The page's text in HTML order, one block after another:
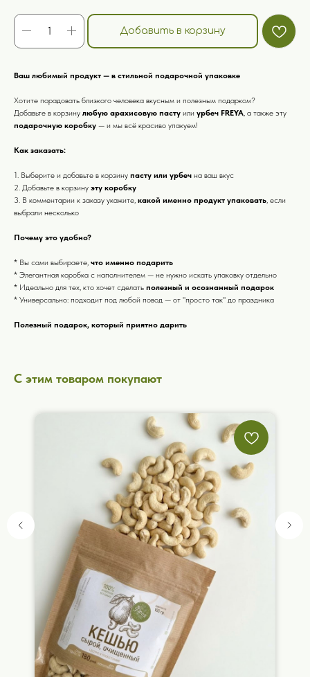
Добавить в корзину
Ваш любимый продукт — в стильной подарочной упаковке
Хотите порадовать близкого человека вкусным и полезным подарком?
Добавьте в корзину любую арахисовую пасту или урбеч FREYA, а также эту
подарочную коробку — и мы всё красиво упакуем!
Как заказать:
1. Выберите и добавьте в корзину пасту или урбеч на ваш вкус
2. Добавьте в корзину эту коробку
3. В комментарии к заказу укажите, какой именно продукт упаковать, если
выбрали несколько
Почему это удобно?
* Вы сами выбираете, что именно подарить
* Элегантная коробка с наполнителем — не нужно искать упаковку отдельно
* Идеально для тех, кто хочет сделать полезный и осознанный подарок
* Универсально: подходит под любой повод — от "просто так" до праздника
Полезный подарок, который приятно дарить
С этим товаром покупают